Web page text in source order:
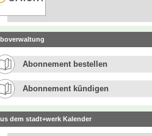
Abonnement bestellen
Abonnement kündigen
dem stadt+werk Kalender